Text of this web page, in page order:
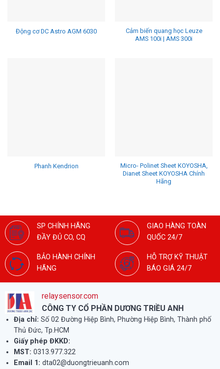
Động cơ DC Astro AGM 6030
Cảm biến quang học Leuze
AMS 100i | AMS 300i
Phanh Kendrion
Micro- Polinet Sheet KOYOSHA,
Dianet Sheet KOYOSHA Chính
Hãng
SP CHÍNH HÃNG
ĐẦY ĐỦ CO, CQ
GIAO HÀNG TOÀN
QUỐC 24/7
BẢO HÀNH CHÍNH
HÃNG
HỖ TRỢ KỸ THUẬT
BÁO GIÁ 24/7
relaysensor.com
CÔNG TY CỔ PHẦN DƯƠNG TRIỀU ANH
Địa chỉ: Số 02 Đường Hiệp Bình, Phường Hiệp Bình, Thành phố
Thủ Đức, Tp.HCM
Giấy phép ĐKKD:
MST: 0313.977.322
Email 1: dta02@duongtrieuanh.com